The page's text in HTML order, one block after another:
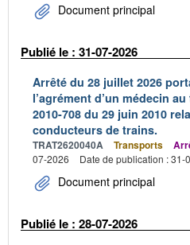
Document principal
Publié le : 31-07-2026
Arrêté du 28 juillet 2026
l’agrément d’un médecin
2010-708 du 29 juin 2010
conducteurs de trains.
TRAT2620040A Transports
07-2026
Date de publication : 31-
Document principal
Publié le : 28-07-2026